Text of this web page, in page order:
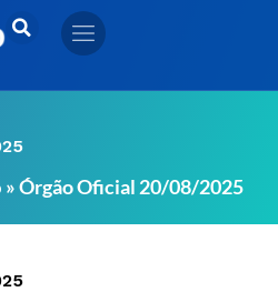
»Órgão Oficial 20/08/2025